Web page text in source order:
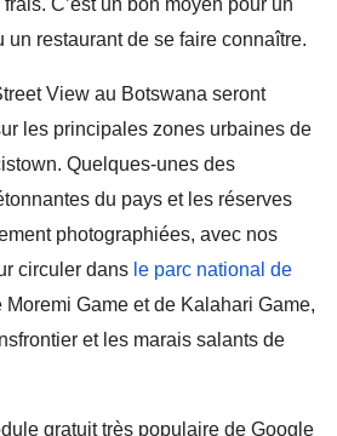
C’est un bon moyen pour un
un restaurant de se faire connaître.
View au Botswana seront
les principales zones urbaines de
Quelques-unes des
du pays et les réserves
photographiées, avec nos
circuler dans le parc national de
Moremi Game et de Kalahari Game,
et les marais salants de
gratuit très populaire de Google